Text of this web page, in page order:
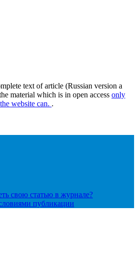
text of article (Russian version a
material which is in open access only
website can. .
свою статью в журнале?
публикации